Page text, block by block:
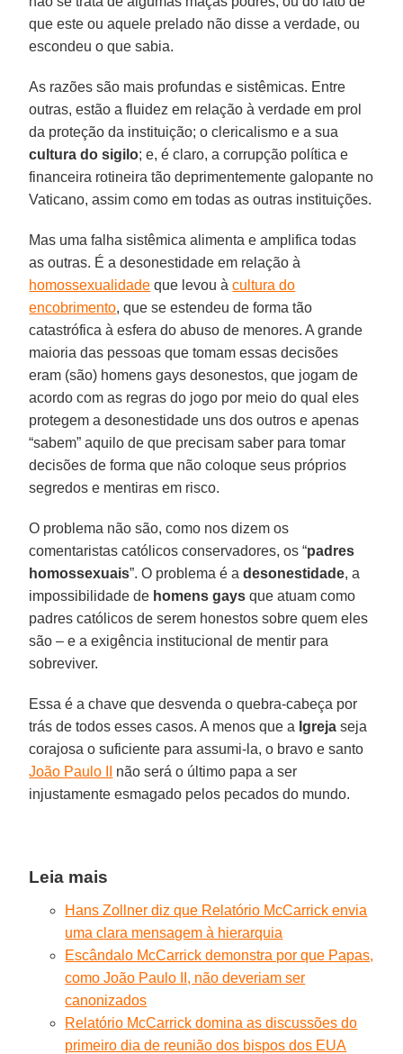
que este ou aquele prelado não disse a verdade, ou
escondeu o que sabia.
As razões são mais profundas e sistêmicas. Entre
outras, estão a fluidez em relação à verdade em prol
da proteção da instituição; o clericalismo e a sua
cultura do sigilo; e, é claro, a corrupção política e
financeira rotineira tão deprimentemente galopante no
Vaticano, assim como em todas as outras instituições.
Mas uma falha sistêmica alimenta e amplifica todas
as outras. É a desonestidade em relação à
homossexualidade que levou àcultura do
encobrimento, que se estendeu de forma tão
catastrófica à esfera do abuso de menores. A grande
maioria das pessoas que tomam essas decisões
eram (são) homens gays desonestos, que jogam de
acordo com as regras do jogo por meio do qual eles
protegem a desonestidade uns dos outros e apenas
“sabem” aquilo de que precisam saber para tomar
decisões de forma que não coloque seus próprios
segredos e mentiras em risco.
O problema não são, como nos dizem os
comentaristas católicos conservadores, os “padres
homossexuais”. O problema é adesonestidade, a
impossibilidade de homens gays que atuam como
padres católicos de serem honestos sobre quem eles
são – e a exigência institucional de mentir para
sobreviver.
Essa é a chave que desvenda o quebra-cabeça por
trás de todos esses casos. A menos que a Igreja seja
corajosa o suficiente para assumi-la, o bravo e santo
João Paulo II
não será o último papa a ser
injustamente esmagado pelos pecados do mundo.
Leia mais
Hans Zollner diz que Relatório McCarrick envia
uma clara mensagem à hierarquia
Escândalo McCarrick demonstra por que Papas,
como João Paulo II, não deveriam ser
canonizados
Relatório McCarrick domina as discussões do
primeiro dia de reunião dos bispos dos EUA